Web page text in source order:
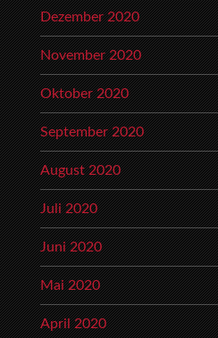
Dezember 2020
November 2020
Oktober 2020
September 2020
August 2020
Juli 2020
Juni 2020
Mai 2020
April 2020